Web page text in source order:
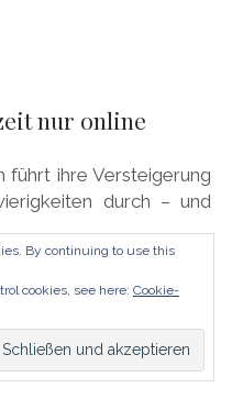
nur online
führt ihre Versteigerung
durch – und
By continuing to use this
cookies, see here: Cookie-